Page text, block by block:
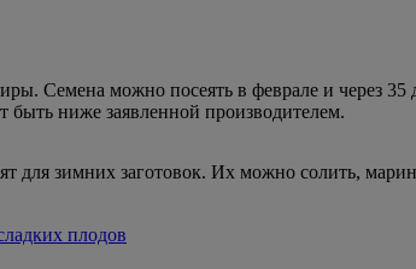
Семена можно посеять в феврале и через
ниже заявленной производителем.
для зимних заготовок. Их можно солить,
плодов